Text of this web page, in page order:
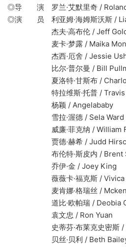
◎导 演 罗兰·艾默里奇 / Roland
◎演 员 利亚姆·海姆斯沃斯 /
杰夫·高布伦 / Jeff
麦卡·梦露 / Maika
杰西·厄舍 / Jessie
比尔·普尔曼 / Bill
夏洛特·甘斯布 /
特拉维斯·托普 / Travis
杨颖 / Angelababy
雪拉·渥德 / Sela Ward
威廉·菲克纳 / William
贾德·赫希 / Judd
布伦特·斯皮内 / Brent
乔伊·金 / Joey King
薇薇卡·福克斯 / Vivica
麦肯娜·格瑞丝 / Mckenna
道比·欧帕瑞 / Deobia
袁文忠 / Ron Yuan
史蒂芬·布莱克史密斯 /
贝丝·贝利 / Beth